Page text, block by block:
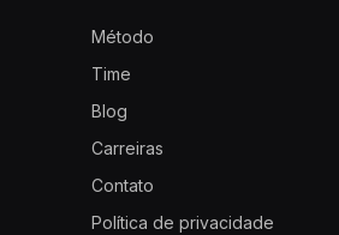
Método
Time
Blog
Carreiras
Contato
Política de privacidade